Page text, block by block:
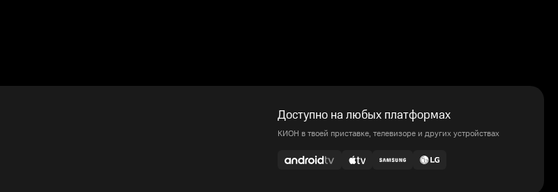
Доступно на любых платформах
КИОН в твоей приставке, телевизоре и других устройствах